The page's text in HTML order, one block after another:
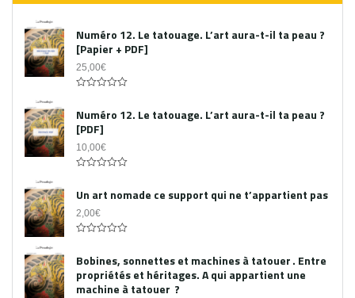
Numéro 12. Le tatouage. L’art aura-t-il ta peau ?
[Papier + PDF]
25,00€
out
of
5
Numéro 12. Le tatouage. L’art aura-t-il ta peau ?
[PDF]
10,00€
out
of
5
Un art nomade ce support qui ne t’appartient pas
2,00€
out
of
5
Bobines, sonnettes et machines à tatouer . Entre
propriétés et héritages. A qui appartient une
machine à tatouer ?